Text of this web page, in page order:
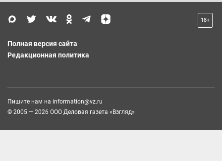
18+
Полная версия сайта
Редакционная политика
Пишите нам на information@vz.ru
© 2005 — 2026 ООО Деловая газета «Взгляд»